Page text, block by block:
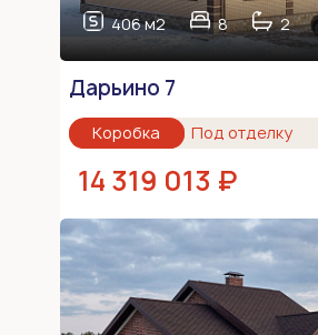
406 м2 8 2
Дарьино 7
Коробка Под отделку
14 319 013 ₽